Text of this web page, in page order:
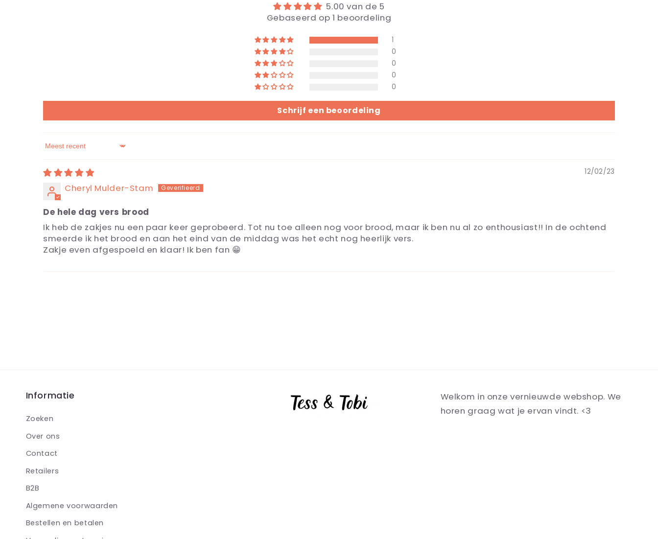
5.00 van de 5
Gebaseerd op 1 beoordeling
1
0
0
0
0
Schrijf een beoordeling
Sort by
12/02/23
Cheryl Mulder-Stam
De hele dag vers brood
Ik heb de zakjes nu een paar keer geprobeerd. Tot nu toe alleen nog voor brood, maar ik ben nu al zo enthousiast!! In de ochtend
smeerde ik het brood en aan het eind van de middag was het echt nog heerlijk vers.
Zakje even afgespoeld en klaar! Ik ben fan 😁
Informatie
Zoeken
Over ons
Contact
Retailers
B2B
Algemene voorwaarden
Bestellen en betalen
Welkom in onze vernieuwde webshop. We
horen graag wat je ervan vindt. <3